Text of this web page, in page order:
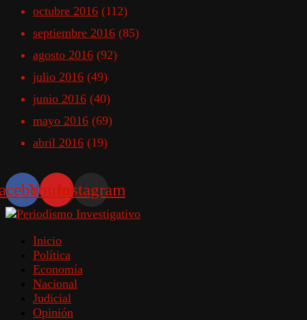
octubre 2016 (112)
septiembre 2016 (85)
agosto 2016 (92)
julio 2016 (49)
junio 2016 (40)
mayo 2016 (69)
abril 2016 (19)
YoutubeInstagram
Inicio
Política
Economía
Nacional
Judicial
Opinión